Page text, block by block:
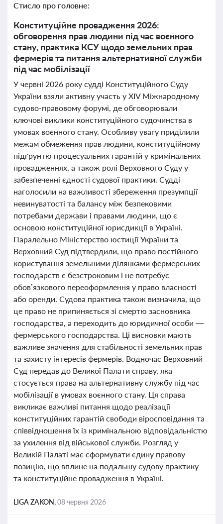
Стисло про головне:
Конституційне провадження 2026:
обговорення прав людини під час воєнного
стану, практика КСУ щодо земельних прав
фермерів та питання альтернативної служби
під час мобілізації
У червні 2026 року судді Конституційного Суду
України взяли активну участь у XIV Міжнародному
судово-правовому форумі, де обговорювали
ключові виклики конституційного судочинства в
умовах воєнного стану. Особливу увагу приділили
межам обмеження прав людини, конституційному
підґрунтю процесуальних гарантій у кримінальних
провадженнях, а також ролі Верховного Суду у
забезпеченні єдності судової практики. Судді
наголосили на важливості збереження презумпції
невинуватості та балансу між безпековими
потребами держави і правами людини, що є
основою конституційної юрисдикції в Україні.
Паралельно Міністерство юстиції України та
Верховний Суд підтвердили, що право постійного
користування земельними ділянками фермерських
господарств є безстроковим і не потребує
обов’язкового переоформлення у право власності
або оренди. Судова практика також визначила, що
це право не припиняється зі смертю засновника
господарства, а переходить до юридичної особи —
фермерського господарства. Ці висновки мають
важливе значення для стабільності земельних прав
та захисту інтересів фермерів. Водночас Верховний
Суд передав до Великої Палати справу, яка
стосується права на альтернативну службу під час
мобілізації в умовах воєнного стану. Ця справа
викликає важливі питання щодо реалізації
конституційних гарантій свободи віросповідання та
співвідношення їх із кримінальною відповідальністю
за ухилення від військової служби. Розгляд у
Великій Палаті має сформувати єдину правову
позицію, що вплине на подальшу судову практику
та конституційне провадження в Україні.
LIGA ZAKON,08 червня 2026